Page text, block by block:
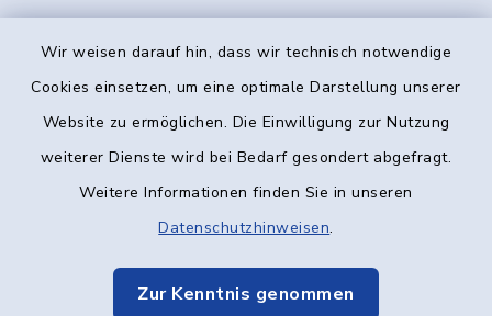
Wir weisen darauf hin, dass wir technisch notwendige
Cookies einsetzen, um eine optimale Darstellung unserer
Website zu ermöglichen. Die Einwilligung zur Nutzung
weiterer Dienste wird bei Bedarf gesondert abgefragt.
Weitere Informationen finden Sie in unseren
Datenschutzhinweisen.
Zur Kenntnis genommen
Kontakt
Datenschutz